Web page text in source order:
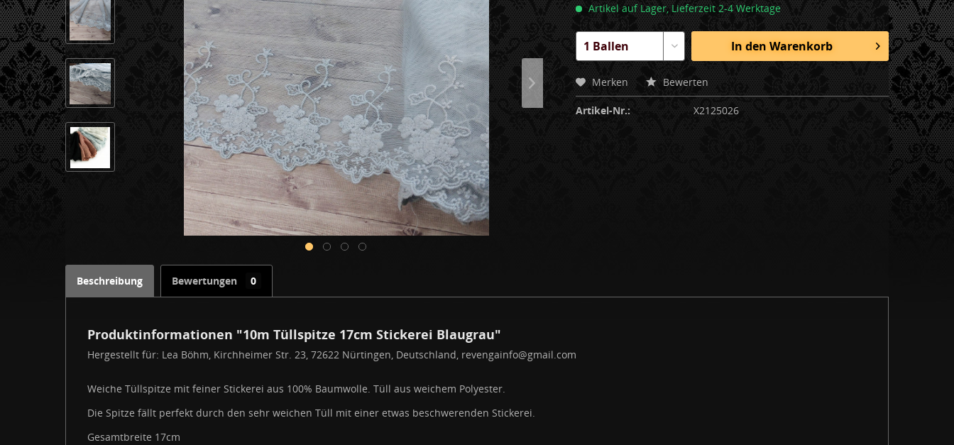
Artikel auf Lager, Lieferzeit 2-4 Werktage
In den Warenkorb
Merken Bewerten
Artikel-Nr.: X2125026
Beschreibung Bewertungen 0
Produktinformationen "10m Tüllspitze 17cm Stickerei Blaugrau"
Hergestellt für: Lea Böhm, Kirchheimer Str. 23, 72622 Nürtingen, Deutschland, revengainfo@gmail.com
Weiche Tüllspitze mit feiner Stickerei aus 100% Baumwolle. Tüll aus weichem Polyester.
Die Spitze fällt perfekt durch den sehr weichen Tüll mit einer etwas beschwerenden Stickerei.
Gesamtbreite 17cm